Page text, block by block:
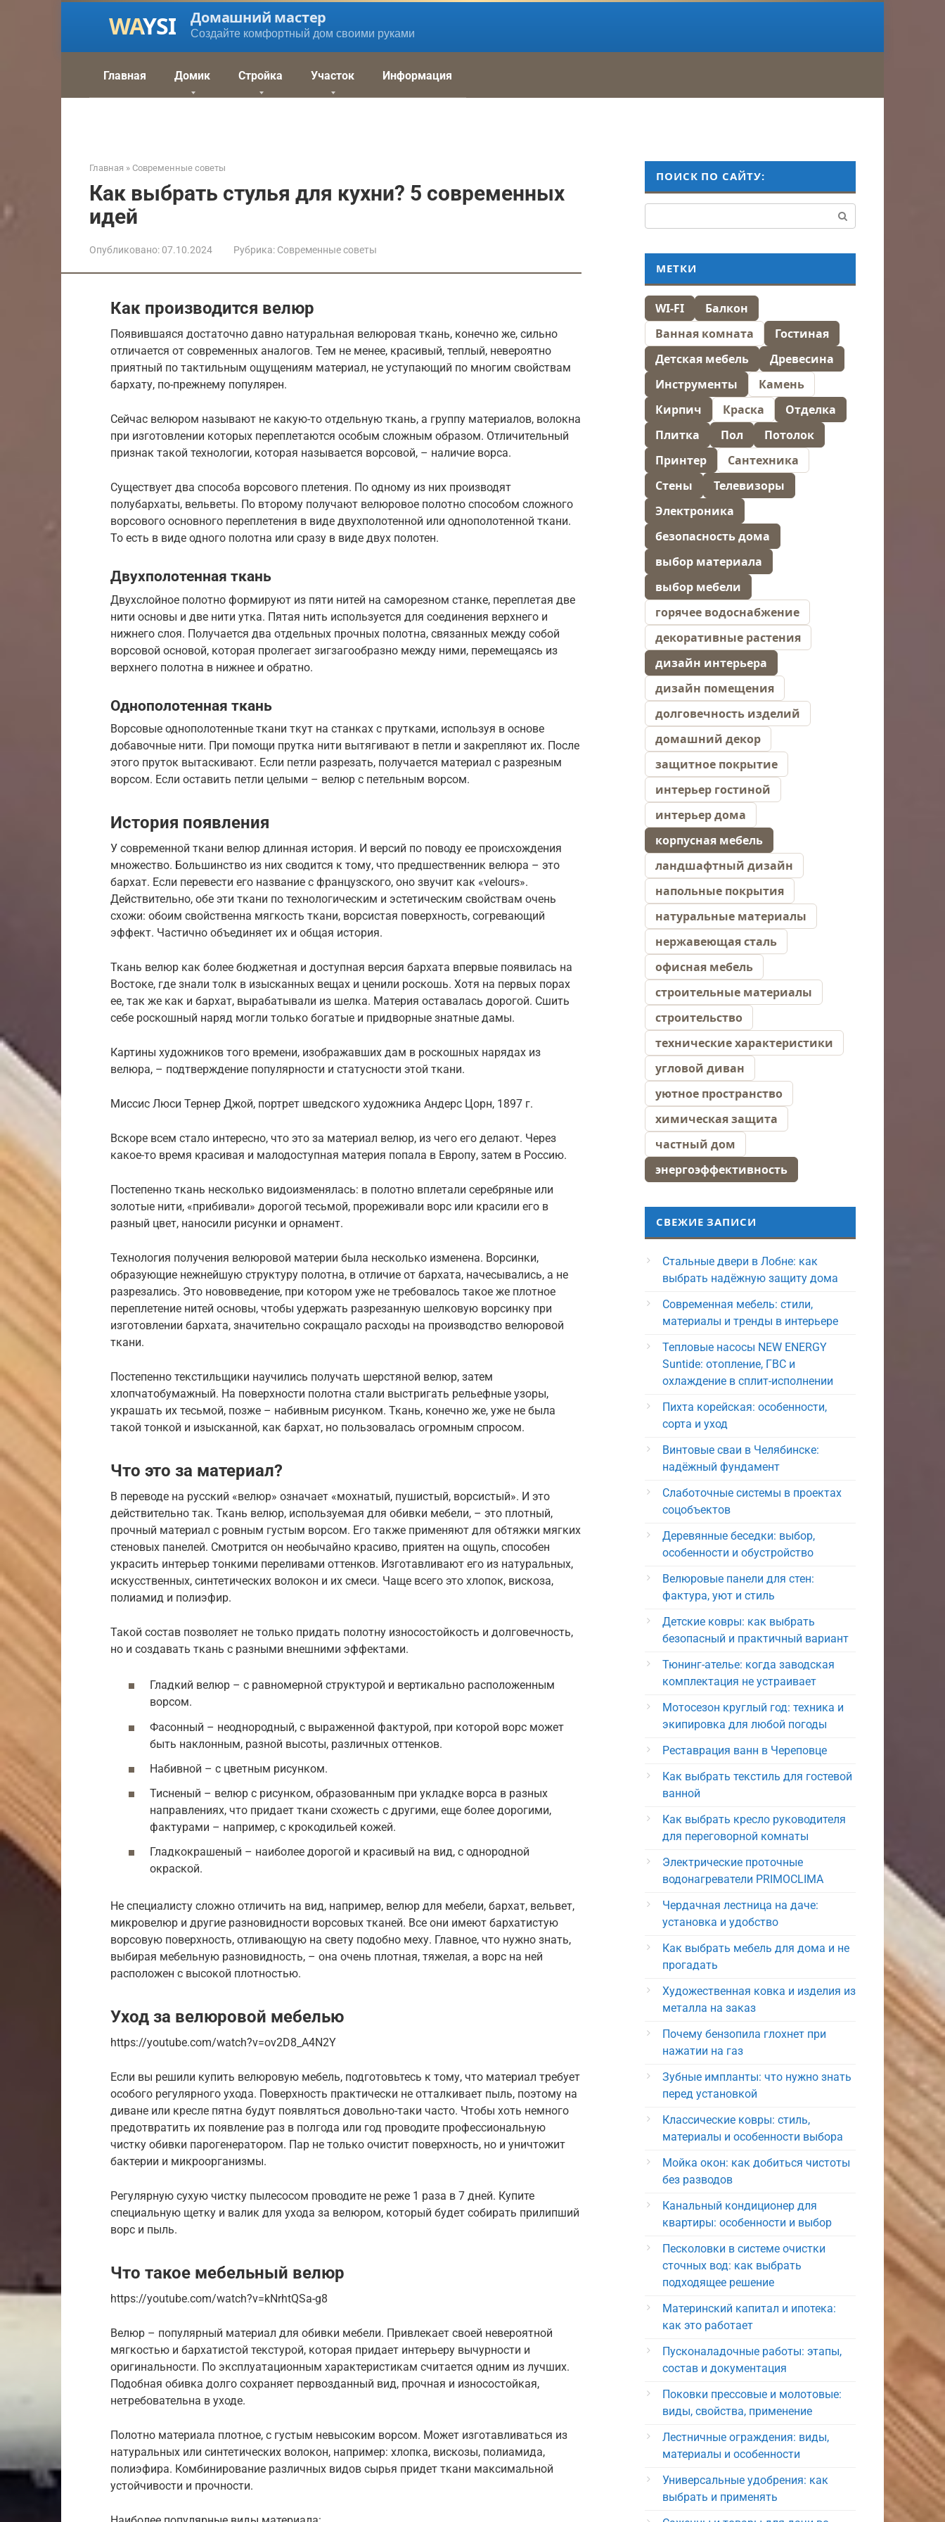
Домашний мастер
Создайте комфортный дом своими руками
Главная Домик Стройка Участок Информация
Главная » Современные советы
Как выбрать стулья для кухни? 5 современных
идей
Опубликовано: 07.10.2024 Рубрика: Современные советы
Как производится велюр
Появившаяся достаточно давно натуральная велюровая ткань, конечно же, сильно
отличается от современных аналогов. Тем не менее, красивый, теплый, невероятно
приятный по тактильным ощущениям материал, не уступающий по многим свойствам
бархату, по-прежнему популярен.
Сейчас велюром называют не какую-то отдельную ткань, а группу материалов, волокна
при изготовлении которых переплетаются особым сложным образом. Отличительный
признак такой технологии, которая называется ворсовой, – наличие ворса.
Существует два способа ворсового плетения. По одному из них производят
полубархаты, вельветы. По второму получают велюровое полотно способом сложного
ворсового основного переплетения в виде двухполотенной или однополотенной ткани.
То есть в виде одного полотна или сразу в виде двух полотен.
Двухполотенная ткань
Двухслойное полотно формируют из пяти нитей на саморезном станке, переплетая две
нити основы и две нити утка. Пятая нить используется для соединения верхнего и
нижнего слоя. Получается два отдельных прочных полотна, связанных между собой
ворсовой основой, которая пролегает зигзагообразно между ними, перемещаясь из
верхнего полотна в нижнее и обратно.
Однополотенная ткань
Ворсовые однополотенные ткани ткут на станках с прутками, используя в основе
добавочные нити. При помощи прутка нити вытягивают в петли и закрепляют их. После
этого пруток вытаскивают. Если петли разрезать, получается материал с разрезным
ворсом. Если оставить петли целыми – велюр с петельным ворсом.
История появления
У современной ткани велюр длинная история. И версий по поводу ее происхождения
множество. Большинство из них сводится к тому, что предшественник велюра – это
бархат. Если перевести его название с французского, оно звучит как «velours».
Действительно, обе эти ткани по технологическим и эстетическим свойствам очень
схожи: обоим свойственна мягкость ткани, ворсистая поверхность, согревающий
эффект. Частично объединяет их и общая история.
Ткань велюр как более бюджетная и доступная версия бархата впервые появилась на
Востоке, где знали толк в изысканных вещах и ценили роскошь. Хотя на первых порах
ее, так же как и бархат, вырабатывали из шелка. Материя оставалась дорогой. Сшить
себе роскошный наряд могли только богатые и придворные знатные дамы.
Картины художников того времени, изображавших дам в роскошных нарядах из
велюра, – подтверждение популярности и статусности этой ткани.
Миссис Люси Тернер Джой, портрет шведского художника Андерс Цорн, 1897 г.
Вскоре всем стало интересно, что это за материал велюр, из чего его делают. Через
какое-то время красивая и малодоступная материя попала в Европу, затем в Россию.
Постепенно ткань несколько видоизменялась: в полотно вплетали серебряные или
золотые нити, «прибивали» дорогой тесьмой, прореживали ворс или красили его в
разный цвет, наносили рисунки и орнамент.
Технология получения велюровой материи была несколько изменена. Ворсинки,
образующие нежнейшую структуру полотна, в отличие от бархата, начесывались, а не
разрезались. Это нововведение, при котором уже не требовалось такое же плотное
переплетение нитей основы, чтобы удержать разрезанную шелковую ворсинку при
изготовлении бархата, значительно сокращало расходы на производство велюровой
ткани.
Постепенно текстильщики научились получать шерстяной велюр, затем
хлопчатобумажный. На поверхности полотна стали выстригать рельефные узоры,
украшать их тесьмой, позже – набивным рисунком. Ткань, конечно же, уже не была
такой тонкой и изысканной, как бархат, но пользовалась огромным спросом.
Что это за материал?
В переводе на русский «велюр» означает «мохнатый, пушистый, ворсистый». И это
действительно так. Ткань велюр, используемая для обивки мебели, – это плотный,
прочный материал с ровным густым ворсом. Его также применяют для обтяжки мягких
стеновых панелей. Смотрится он необычайно красиво, приятен на ощупь, способен
украсить интерьер тонкими переливами оттенков. Изготавливают его из натуральных,
искусственных, синтетических волокон и их смеси. Чаще всего это хлопок, вискоза,
полиамид и полиэфир.
Такой состав позволяет не только придать полотну износостойкость и долговечность,
но и создавать ткань с разными внешними эффектами.
Гладкий велюр – с равномерной структурой и вертикально расположенным
ворсом.
Фасонный – неоднородный, с выраженной фактурой, при которой ворс может
быть наклонным, разной высоты, различных оттенков.
Набивной – с цветным рисунком.
Тисненый – велюр с рисунком, образованным при укладке ворса в разных
направлениях, что придает ткани схожесть с другими, еще более дорогими,
фактурами – например, с крокодильей кожей.
Гладкокрашеный – наиболее дорогой и красивый на вид, с однородной
окраской.
Не специалисту сложно отличить на вид, например, велюр для мебели, бархат, вельвет,
микровелюр и другие разновидности ворсовых тканей. Все они имеют бархатистую
ворсовую поверхность, отливающую на свету подобно меху. Главное, что нужно знать,
выбирая мебельную разновидность, – она очень плотная, тяжелая, а ворс на ней
расположен с высокой плотностью.
Уход за велюровой мебелью
https://youtube.com/watch?v=ov2D8_A4N2Y
Если вы решили купить велюровую мебель, подготовьтесь к тому, что материал требует
особого регулярного ухода. Поверхность практически не отталкивает пыль, поэтому на
диване или кресле пятна будут появляться довольно-таки часто. Чтобы хоть немного
предотвратить их появление раз в полгода или год проводите профессиональную
чистку обивки парогенератором. Пар не только очистит поверхность, но и уничтожит
бактерии и микроорганизмы.
Регулярную сухую чистку пылесосом проводите не реже 1 раза в 7 дней. Купите
специальную щетку и валик для ухода за велюром, который будет собирать прилипший
ворс и пыль.
Что такое мебельный велюр
https://youtube.com/watch?v=kNrhtQSa-g8
Велюр – популярный материал для обивки мебели. Привлекает своей невероятной
мягкостью и бархатистой текстурой, которая придает интерьеру вычурности и
оригинальности. По эксплуатационным характеристикам считается одним из лучших.
Подобная обивка долго сохраняет первозданный вид, прочная и износостойкая,
нетребовательна в уходе.
Полотно материала плотное, с густым невысоким ворсом. Может изготавливаться из
натуральных или синтетических волокон, например: хлопка, вискозы, полиамида,
полиэфира. Комбинирование различных видов сырья придет ткани максимальной
устойчивости и прочности.
ПОИСК ПО САЙТУ:
МЕТКИ
WI-FI
Балкон
Ванная комната
Гостиная
Детская мебель
Древесина
Инструменты
Камень
Кирпич
Краска
Отделка
Плитка
Пол
Потолок
Принтер
Сантехника
Стены
Телевизоры
Электроника
безопасность дома
выбор материала
выбор мебели
горячее водоснабжение
декоративные растения
дизайн интерьера
дизайн помещения
долговечность изделий
домашний декор
защитное покрытие
интерьер гостиной
интерьер дома
корпусная мебель
ландшафтный дизайн
напольные покрытия
натуральные материалы
нержавеющая сталь
офисная мебель
строительные материалы
строительство
технические характеристики
угловой диван
уютное пространство
химическая защита
частный дом
энергоэффективность
СВЕЖИЕ ЗАПИСИ
Стальные двери в Лобне: как
выбрать надёжную защиту дома
Современная мебель: стили,
материалы и тренды в интерьере
Тепловые насосы NEW ENERGY
Suntide: отопление, ГВС и
охлаждение в сплит-исполнении
Пихта корейская: особенности,
сорта и уход
Винтовые сваи в Челябинске:
надёжный фундамент
Слаботочные системы в проектах
соцобъектов
Деревянные беседки: выбор,
особенности и обустройство
Велюровые панели для стен:
фактура, уют и стиль
Детские ковры: как выбрать
безопасный и практичный вариант
Тюнинг-ателье: когда заводская
комплектация не устраивает
Мотосезон круглый год: техника и
экипировка для любой погоды
Реставрация ванн в Череповце
Как выбрать текстиль для гостевой
ванной
Как выбрать кресло руководителя
для переговорной комнаты
Электрические проточные
водонагреватели PRIMOCLIMA
Чердачная лестница на даче:
установка и удобство
Как выбрать мебель для дома и не
прогадать
Художественная ковка и изделия из
металла на заказ
Почему бензопила глохнет при
нажатии на газ
Зубные импланты: что нужно знать
перед установкой
Классические ковры: стиль,
материалы и особенности выбора
Мойка окон: как добиться чистоты
без разводов
Канальный кондиционер для
квартиры: особенности и выбор
Песколовки в системе очистки
сточных вод: как выбрать
подходящее решение
Материнский капитал и ипотека:
как это работает
Пусконаладочные работы: этапы,
состав и документация
Поковки прессовые и молотовые:
виды, свойства, применение
Лестничные ограждения: виды,
материалы и особенности
Универсальные удобрения: как
выбрать и применять